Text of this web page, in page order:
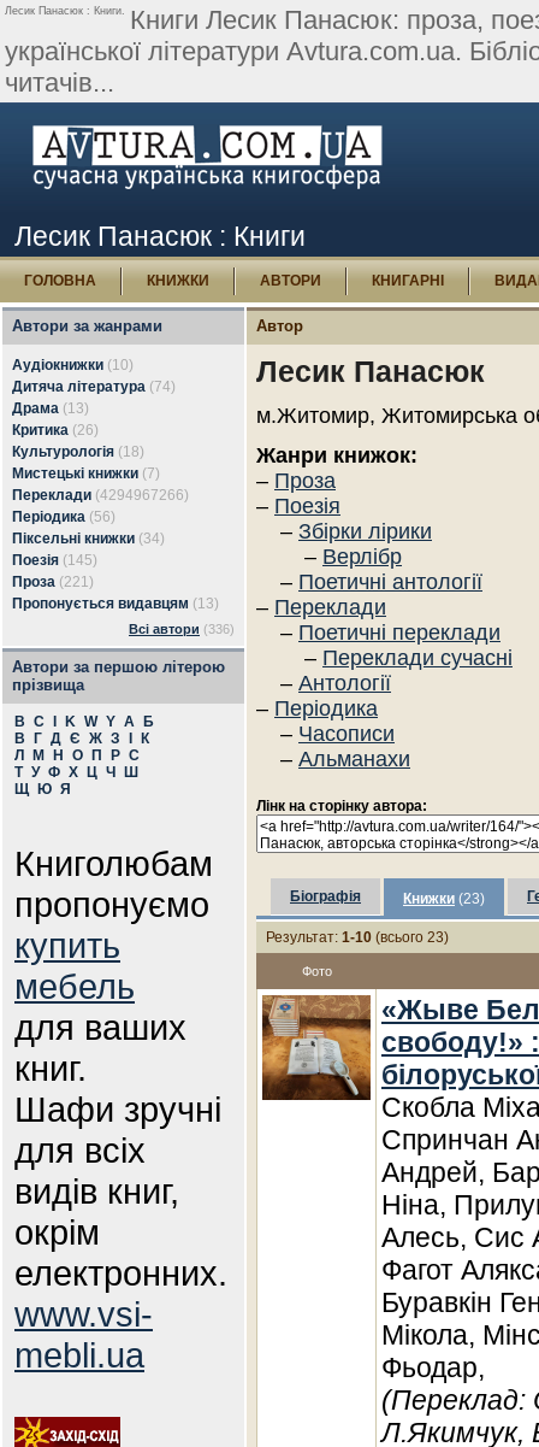
Лесик Панасюк : Книги. Книги Лесик Панасюк: проза,
української літератури Avtura.com.ua.
читачів...
Лесик Панасюк : Книги
ГОЛОВНА КНИЖКИ АВТОРИ КНИГАРНІ
Автори за жанрами
Аудіокнижки (10)
Дитяча література (74)
Драма (13)
Критика (26)
Культурологія (18)
Мистецькі книжки (7)
Переклади (4294967266)
Періодика (56)
Піксельні книжки (34)
Поезія (145)
Проза (221)
Пропонується видавцям (13)
Всі автори (336)
Автори за першою літерою
прізвища
B C K W Y А
Б
В
Г Д Є Ж З
К
Л
М Н О П Р С
Т У Ф Х Ц Ч
Ш
Щ
Ю Я
Книголюбам
пропонуємо
купить
мебель
для ваших
книг.
Шафи зручні
для всіх
видів книг,
окрім
електронних.
www.vsi-
mebli.ua
Автор
Лесик Панасюк
м.Житомир, Житомирська
Жанри книжок:
– Проза
– Поезія
– Збірки лірики
– Верлібр
– Поетичні антології
– Переклади
– Поетичні переклади
– Переклади сучасні
– Антології
– Періодика
– Часописи
– Альманахи
Лінк на сторінку автора:
Біографія Книжки (23)
Результат: 1-10 (всього 23)
Фото
«Жыве
свободу!»
Скобла
Спринчан
Андрей,
Ніна,
Алесь, Сис
Фагот
Буравкін
Мікола,
Фьодар,
Л.Якимчук,